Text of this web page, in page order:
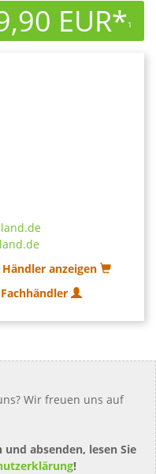
EUR*1
anzeigen
Wir freuen uns auf
absenden, lesen Sie
!